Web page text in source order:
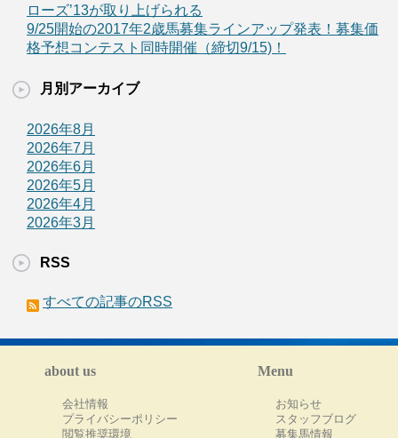
ローズ’13が取り上げられる
9/25開始の2017年2歳馬募集ラインアップ発表！募集価
格予想コンテスト同時開催（締切9/15)！
月別アーカイブ
2026年8月
2026年7月
2026年6月
2026年5月
2026年4月
2026年3月
RSS
すべての記事のRSS